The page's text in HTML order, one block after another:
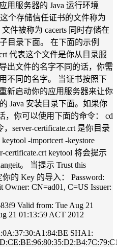
用服务器的 Java 运行环境
个存储信任证书的文件称为
件被称为 cacerts 同时存储在
目录下面。 在下面的示例
代表这个文件是你从目录服
出文件的名字不同的话，你需
不同的名字。 当证书按照下
新启动你的应用服务器来让你
Java 安装目录下面。如果你
，你可以使用下面的命令： cd
server-certificate.crt 是你目录
-importcert -keystore
certificate.crt keytool 将会提示
。 当提示 Trust this
的 Key 的导入： Password:
Owner: CN=ad01, C=US Issuer:
Valid from: Tue Aug 21
21 01:13:59 ACT 2012
SHA1: